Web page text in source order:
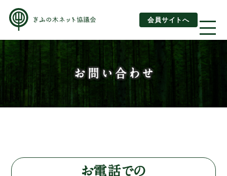
会員サイトへ
About us
ぎふの木ネットとは
はじめてご利用されるお客様へ
お問い合わせ
お電話での